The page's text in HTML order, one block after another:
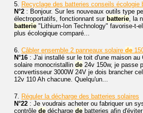
5. Recyclage des batteries conseils écologie
N°2 : Bonjour. Sur les nouveaux outils type
électroportatifs, fonctionnant sur batterie, la
batterie "Lithium-Ion Technology" favorise-t-
plus écologique comparé...
6. Câbler ensemble 2 panneaux solaire de
N°16 : J'ai installé sur le toit d'une maison au
solaire monocristallin de 24v 150w, je passe
convertisseur 3000W 24V je dois brancher
12v 110 Ah chacune. Quelqu'un...
7. Réguler la décharge des batteries solaires
N°22 : Je voudrais acheter ou fabriquer un
contrôle de décharge de batteries afin